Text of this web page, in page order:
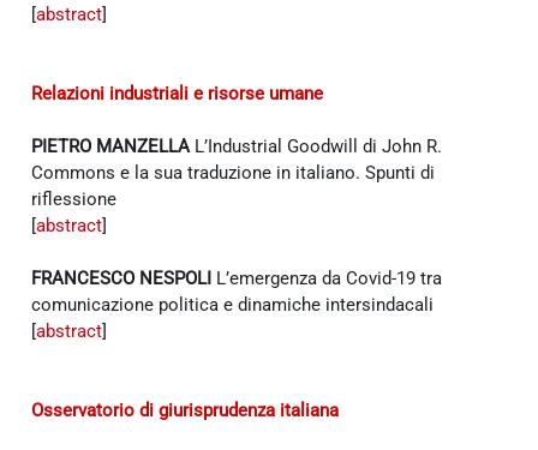
[abstract]
Relazioni industriali e risorse umane
PIETRO MANZELLAL’Industrial Goodwill di John R.
Commons e la sua traduzione in italiano. Spunti di
riflessione
[abstract]
FRANCESCO NESPOLI L’emergenza da Covid-19 tra
comunicazione politica e dinamiche intersindacali
[abstract]
Osservatorio di giurisprudenza italiana